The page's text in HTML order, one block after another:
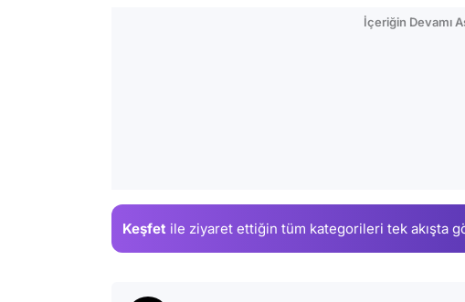
İçeriğin Devamı
Keşfet ile ziyaret ettiğin tüm kategorileri tek akışta